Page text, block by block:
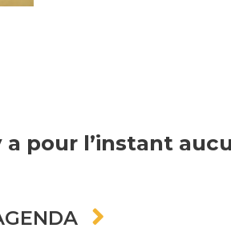
a pour l’instant